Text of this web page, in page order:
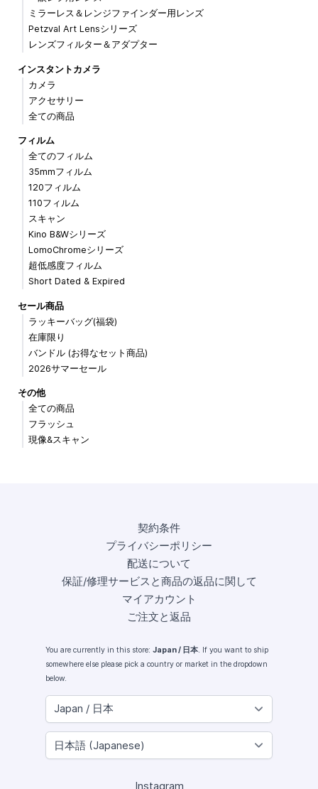
ミラーレス＆レンジファインダー用レンズ
Petzval Art Lensシリーズ
レンズフィルター＆アダプター
インスタントカメラ
カメラ
アクセサリー
全ての商品
フィルム
全てのフィルム
35mmフィルム
120フィルム
110フィルム
スキャン
Kino B&Wシリーズ
LomoChromeシリーズ
超低感度フィルム
Short Dated & Expired
セール商品
ラッキーバッグ(福袋)
在庫限り
バンドル (お得なセット商品)
2026サマーセール
その他
全ての商品
フラッシュ
現像&スキャン
契約条件
プライバシーポリシー
配送について
保証/修理サービスと商品の返品に関して
マイアカウント
ご注文と返品
You are currently in this store: Japan / 日本. If you want to ship
somewhere else please pick a country or market in the dropdown
below.
Instagram